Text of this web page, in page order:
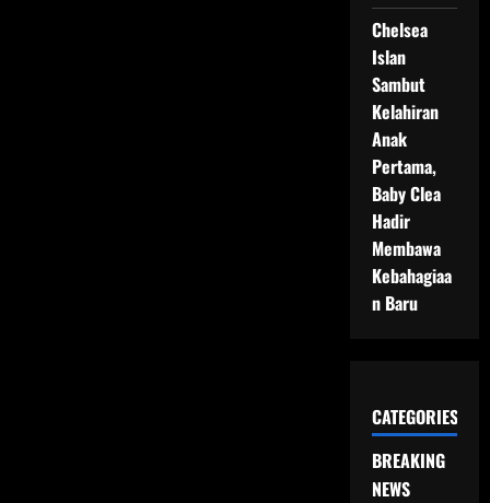
Chelsea
Islan
Sambut
Kelahiran
Anak
Pertama,
Baby Clea
Hadir
Membawa
Kebahagiaa
n Baru
CATEGORIES
BREAKING
NEWS